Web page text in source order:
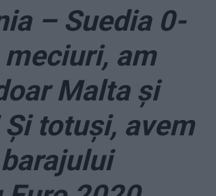
– Suedia 0-
am
Malta și
Și totuși, avem